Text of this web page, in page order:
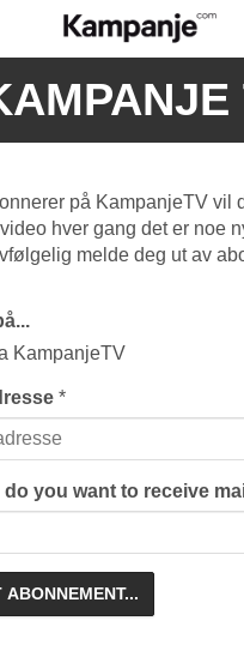
på KampanjeTV vil
hver gang det er noe
melde deg ut av
KampanjeTV
*
do you want to receive